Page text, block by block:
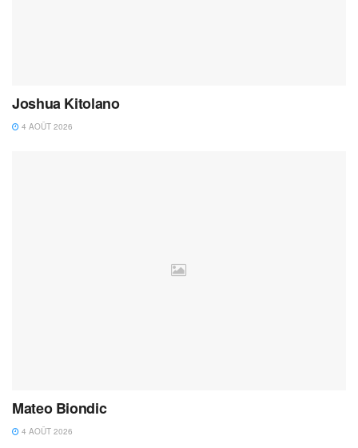
Joshua Kitolano
4 AOÛT 2026
Mateo Biondic
4 AOÛT 2026